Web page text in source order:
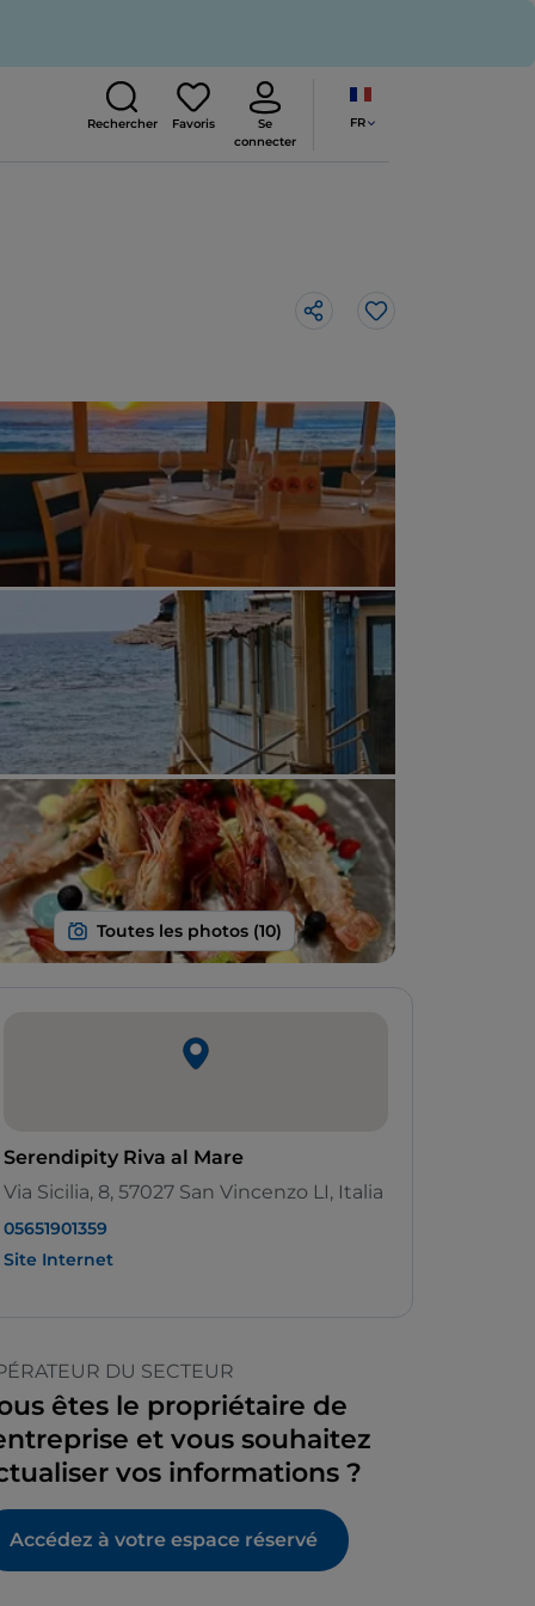
Rechercher Favoris
Se
connecter
FR
J’aime
Serendipity Riva al Mare
Via Sicilia, 8, 57027 San Vincenzo LI, Italia
05651901359
Site Internet
DU SECTEUR
êtes le propriétaire de
et vous souhaitez
vos informations ?
Accédez à votre espace réservé